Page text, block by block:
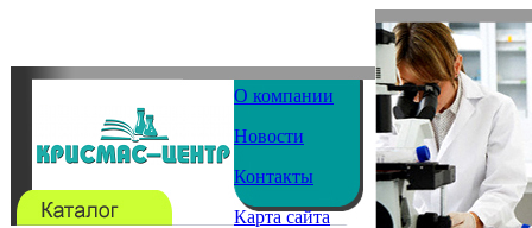
О компании
Новости
Контакты
Карта сайта